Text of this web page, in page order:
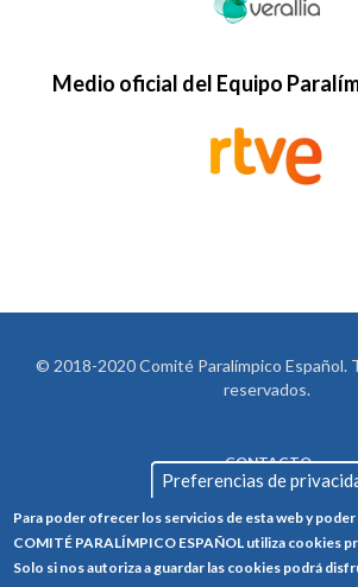
Medio oficial del Equipo
© 2018-2020 Comité Paralímpico Español.
reservados.
FOOTER
CONTACTO
POLÍTICA DE
POLÍTICA DE COOKIES
Preferencias de
Para poder ofrecer los servicios de esta web y poder
COMITÉ PARALÍMPICO ESPAÑOL utiliza cookies
Solo si nos autoriza a guardar las cookies podrá